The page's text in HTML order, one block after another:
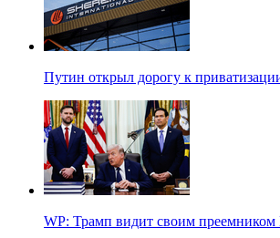
Путин открыл дорогу к
WP: Трамп видит своим преемником